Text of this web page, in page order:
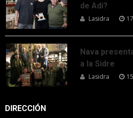
de Adi?
Lasidra
Nava
a la Sidre
Lasidra
DIRECCIÓN